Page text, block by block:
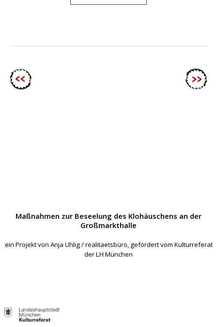
Maßnahmen zur Beseelung des Klohäuschens an der
Großmarkthalle
ein Projekt von Anja Uhlig / realitaetsbüro, gefördert vom Kulturreferat
der LH München